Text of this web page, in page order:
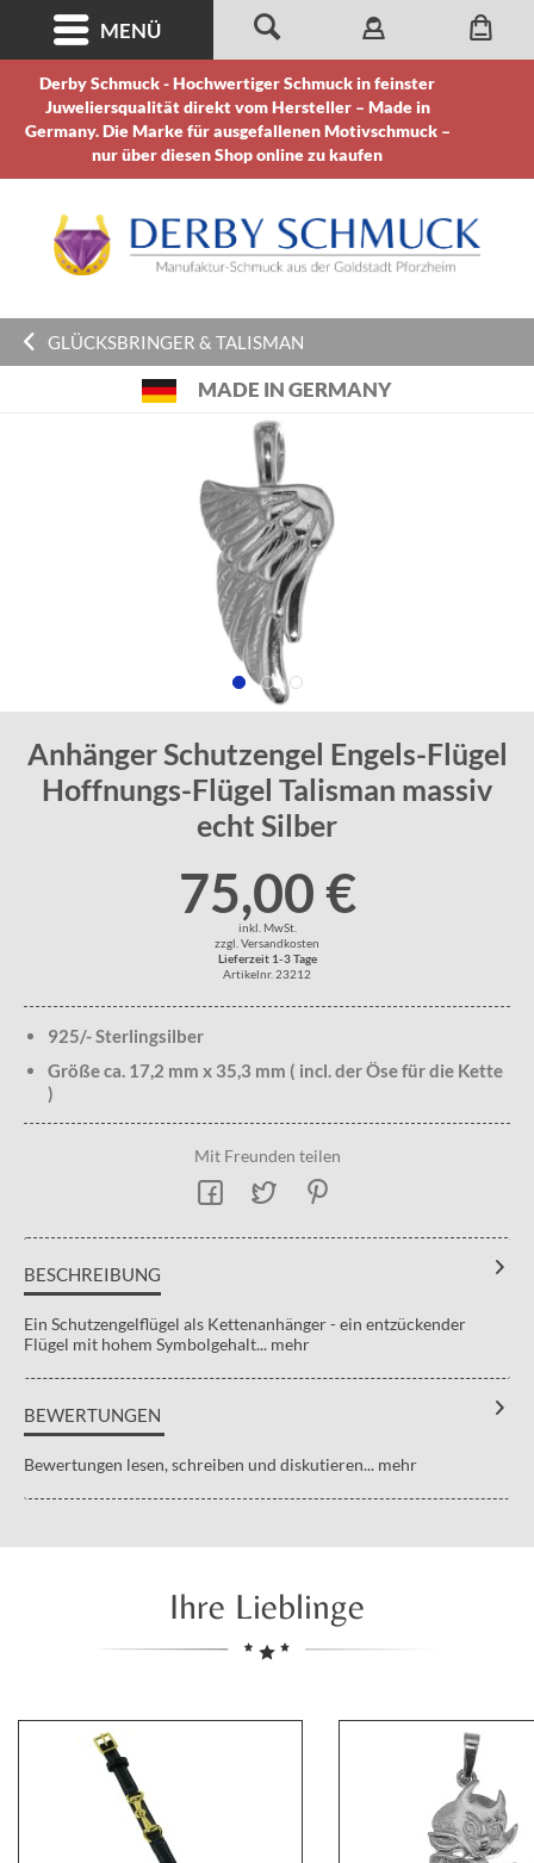
Derby Schmuck - Hochwertiger Schmuck in feinster
Juweliersqualität direkt vom Hersteller – Made in
Germany. Die Marke für ausgefallenen Motivschmuck –
nur über diesen Shop online zu kaufen
MENÜ
GLÜCKSBRINGER & TALISMAN
MADE IN GERMANY
Anhänger Schutzengel Engels-Flügel
Hoffnungs-Flügel Talisman massiv
echt Silber
75,00 €
inkl. MwSt.
zzgl. Versandkosten
Lieferzeit 1-3 Tage
Artikelnr. 23212
925/- Sterlingsilber
Größe ca. 17,2 mm x 35,3 mm ( incl. der Öse für die Kette
)
Mit Freunden teilen
BESCHREIBUNG
Ein Schutzengelflügel als Kettenanhänger - ein entzückender
Flügel mit hohem Symbolgehalt... mehr
BEWERTUNGEN
Bewertungen lesen, schreiben und diskutieren... mehr
Ihre Lieblinge